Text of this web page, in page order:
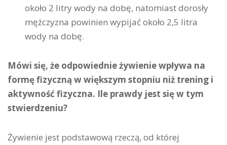
około 2 litry wody na dobę, natomiast dorosły
mężczyzna powinien wypijać około 2,5 litra
wody na dobę.
Mówi się, że odpowiednie żywienie wpływa na
formę fizyczną w większym stopniu niż trening i
aktywność fizyczna. Ile prawdy jest się w tym
stwierdzeniu?
Żywienie jest podstawową rzeczą, od której